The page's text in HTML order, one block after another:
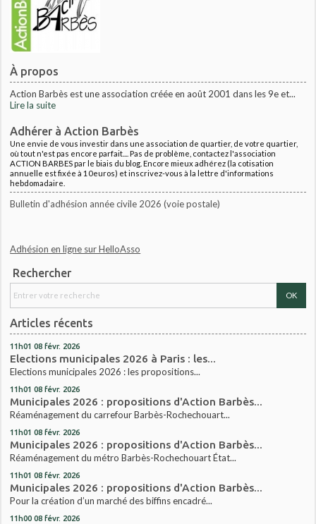
À propos
Action Barbès est une association créée en août 2001 dans les 9e et...
Lire la suite
Adhérer à Action Barbès
Une envie de vous investir dans une association de quartier, de votre quartier,
où tout n'est pas encore parfait.... Pas de problème, contactez l'association
ACTION BARBES par le biais du blog. Encore mieux adhérez (la cotisation
annuelle est fixée à 10euros) et inscrivez-vous à la lettre d'informations
hebdomadaire.
Bulletin d'adhésion année civile 2026 (voie postale)
Adhésion en ligne sur HelloAsso
Rechercher
Articles récents
11h01 08 févr. 2026
Elections municipales 2026 à Paris : les...
Elections municipales 2026 : les propositions...
11h01 08 févr. 2026
Municipales 2026 : propositions d'Action Barbès...
Réaménagement du carrefour Barbès-Rochechouart...
11h01 08 févr. 2026
Municipales 2026 : propositions d'Action Barbès...
Réaménagement du métro Barbès-Rochechouart État...
11h01 08 févr. 2026
Municipales 2026 : propositions d'Action Barbès...
Pour la création d’un marché des biffins encadré...
11h00 08 févr. 2026